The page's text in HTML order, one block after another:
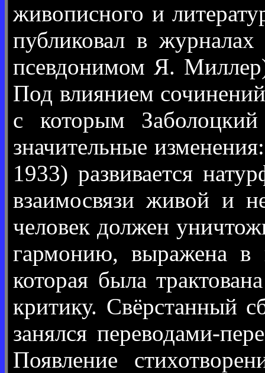
живописного и
публиковал в
псевдонимом Я.
Под влиянием
с которым
значительные
1933) развивается
взаимосвязи живой и
человек должен
гармонию, выражена в
которая была
критику. Свёрстанный
занялся переводами-
Появление